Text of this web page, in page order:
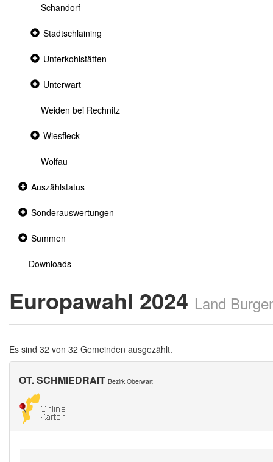
Schandorf
Collapsed
Stadtschlaining
Collapsed
Unterkohlstätten
Collapsed
Unterwart
Weiden bei Rechnitz
Collapsed
Wiesfleck
Wolfau
Collapsed
Auszählstatus
Collapsed
Sonderauswertungen
Collapsed
Summen
Downloads
Europawahl 2024 Land
Es sind 32 von 32 Gemeinden ausgezählt.
OT. SCHMIEDRAIT Bezirk Oberwart